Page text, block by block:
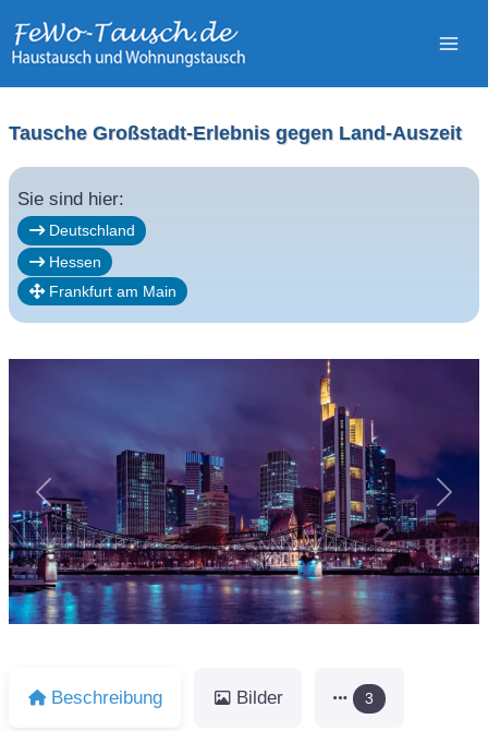
Inhalt
Tausche Großstadt-Erlebnis gegen Land-Auszeit
Sie sind hier:
Deutschland
Hessen
Frankfurt am Main
Vorheriges
Beschreibung Bilder 3